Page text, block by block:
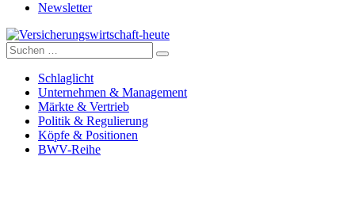
Newsletter
Versicherungswirtschaft-heute
Suche
nach:
Schlaglicht
Unternehmen & Management
Märkte & Vertrieb
Politik & Regulierung
Köpfe & Positionen
BWV-Reihe